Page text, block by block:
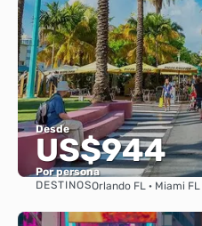
Desde
US$944
Por persona
Ver
DESTINOSOrlando FL · Miami FL